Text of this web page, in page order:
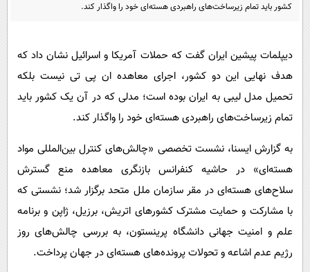
سرگرمی
محیط زیست
فرهنگی
بین الملل
اجتماعی
پیامک
آشپزی
کشور باید تمام زیرساخت‌های راهبردی هسته‌ای خود را واگذار کند.
دیپلمات پیشین ایران گفت که حملات آمریکا و اسرائیل نشان داد که
هدف نهایی این دو کشور، اجرای معاهده ان پی تی نیست بلکه
تحمیل مدل لیبی به ایران بوده است؛ مدلی که در آن یک کشور باید
تمام زیرساخت‌های راهبردی هسته‌ای خود را واگذار کند.
به گزارش ایسنا، نشست تخصصی «چالش‌های کنترل بین‌المللی مواد
هسته‌ای» در حاشیه کنفرانس بازنگری معاهده منع گسترش
سلاح‌های هسته‌ای در مقر سازمان ملل متحد برگزار شد؛ نشستی که
با مشارکت و حمایت مشترک کشورهای اتریش، برزیل، ژاپن و برنامه
علم و امنیت جهانی دانشگاه پرینستون، به بررسی چالش‌های روز
رژیم عدم اشاعه و تحولات پرونده‌های هسته‌ای در جهان پرداخت.